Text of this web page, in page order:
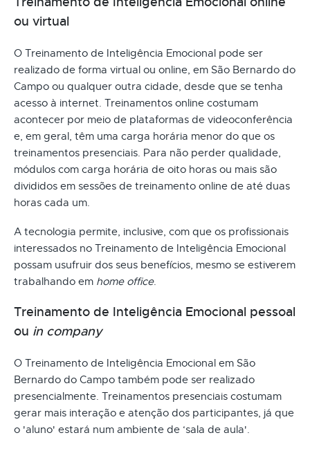
ou virtual
O Treinamento de Inteligência Emocional pode ser
realizado de forma virtual ou online, em São Bernardo do
Campo ou qualquer outra cidade, desde que se tenha
acesso à internet. Treinamentos online costumam
acontecer por meio de plataformas de videoconferência
e, em geral, têm uma carga horária menor do que os
treinamentos presenciais. Para não perder qualidade,
módulos com carga horária de oito horas ou mais são
divididos em sessões de treinamento online de até duas
horas cada um.
A tecnologia permite, inclusive, com que os profissionais
interessados no Treinamento de Inteligência Emocional
possam usufruir dos seus benefícios, mesmo se estiverem
trabalhando em home office.
Treinamento de Inteligência Emocional pessoal
ou in company
O Treinamento de Inteligência Emocional em São
Bernardo do Campo também pode ser realizado
presencialmente. Treinamentos presenciais costumam
gerar mais interação e atenção dos participantes, já que
o 'aluno' estará num ambiente de ‘sala de aula'.